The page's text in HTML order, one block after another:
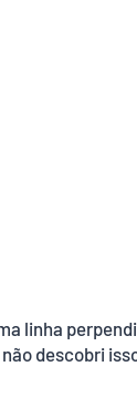
linha
descobri